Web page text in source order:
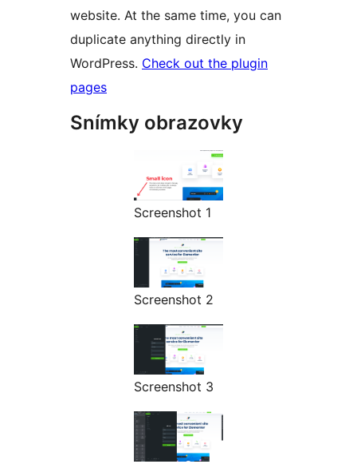
website. At the same time, you can
duplicate anything directly in
WordPress. Check out the plugin
pages
Snímky obrazovky
Screenshot 1
Screenshot 2
Screenshot 3